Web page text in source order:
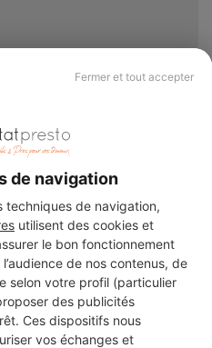
Fermer et tout accepter
de navigation
techniques de navigation,
utilisent des cookies et
le bon fonctionnement
de nos contenus, de
selon votre profil (particulier
des publicités
Ces dispositifs nous
vos échanges et
fiche